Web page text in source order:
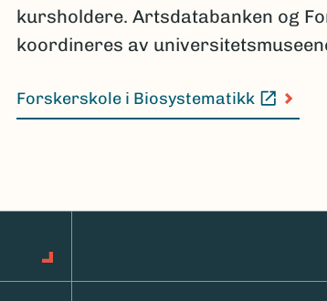
kursholdere. Artsdatabanken og
koordineres av
Forskerskole i Biosystematikk
(Ekstern lenke)